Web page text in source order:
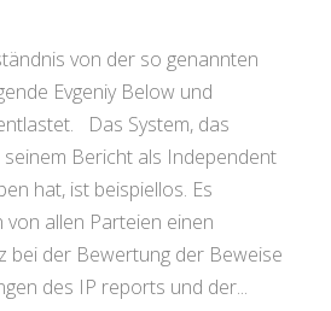
von der so genannten
Evgeniy Below und
Das System, das
Bericht als Independent
hat, ist beispiellos. Es
allen Parteien einen
bei der Bewertung der Beweise
des IP reports und der...